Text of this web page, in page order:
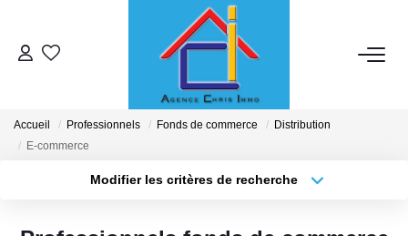
ACHETER
Accueil Professionnels Fonds de commerce
Distribution
E-commerce
Modifier les critères de recherche